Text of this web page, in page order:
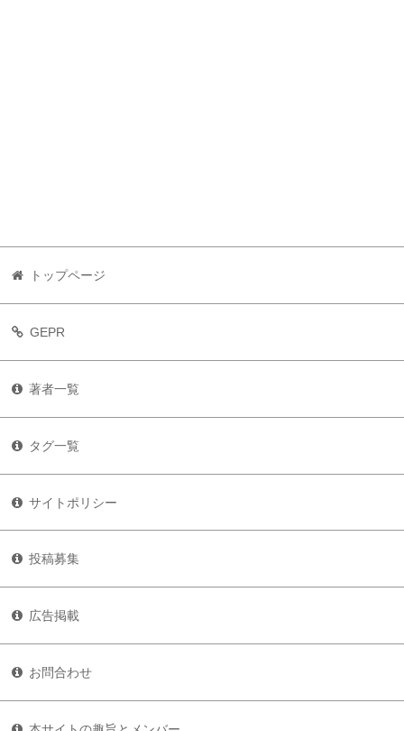
トップページ
GEPR
著者一覧
タグ一覧
サイトポリシー
投稿募集
広告掲載
お問合わせ